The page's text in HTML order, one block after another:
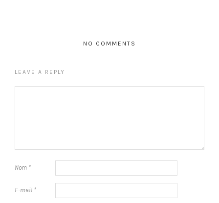
NO COMMENTS
LEAVE A REPLY
Nom *
E-mail *